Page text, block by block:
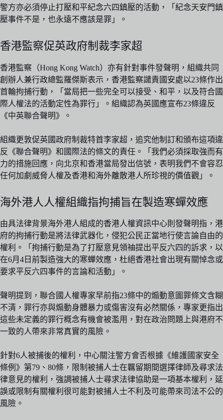
警方亦必須停止打壓和平紀念六四鎮壓的活動，「紀念天安門鎮
壓事件不是，也永遠不應該是罪」。
香港監察促英政府制裁李家超
香港監察（Hong Kong Watch）亦有針對事件發聲明，組織共同
創辦人兼行政總監羅傑斯表示，香港監察譴責國安處以23條作出
首輪拘捕行動，「當局把一些完全可以接受、和平，以及符合國
際人權法的活動定性為罪行」。組織認為英國應宣布23條違反
《中英聯合聲明》。
組織更敦促英國政府制裁特首李家超，追究他制訂和頒布這項違
反《聯合聲明》和國際法的條文的責任。「我們必須採取強而有
力的措施回應，向北京和香港當局發出信號，表明我們不會容忍
任何加劇威脅人權及香港和海外離散港人所珍視的價值觀」。
海外港人人權組織指拘捕旨在製造寒蟬效應
由具法律背景海外港人組成的香港人權資訊中心則發聲明指，港
府的拘捕行動是將法律武器化，侵犯公民正當地行使言論自由的
權利。「拘捕行動是為了打壓意見領䄂提出平反六四的訴求，以
在6月4日前製造強大的寒蟬效應，杜絕香港社會出現有關悼念或
要求平反六四事件的言論和活動」。
聲明提到，聯合國人權專家早前指23條中的煽動意圖罪條文含糊
不清，罪行亦與煽動身體暴力或傷害沒有必然關係，專家更指出
這些未定義的罪行概念有機會被濫用，對在政治問題上與港府不
一致的人帶來非常真實的風險。
針對6人被捕後的權利，中心關注警方會否根據《維護國家安全
條例》第79、80條，限制被捕人士在羈留期間選擇律師及尋求法
律意見的權利，強調被捕人士尋求法律協助是一項基本權利，延
誤或限制有關權利很可能對被捕人士不利及可能帶來司法不公的
風險。